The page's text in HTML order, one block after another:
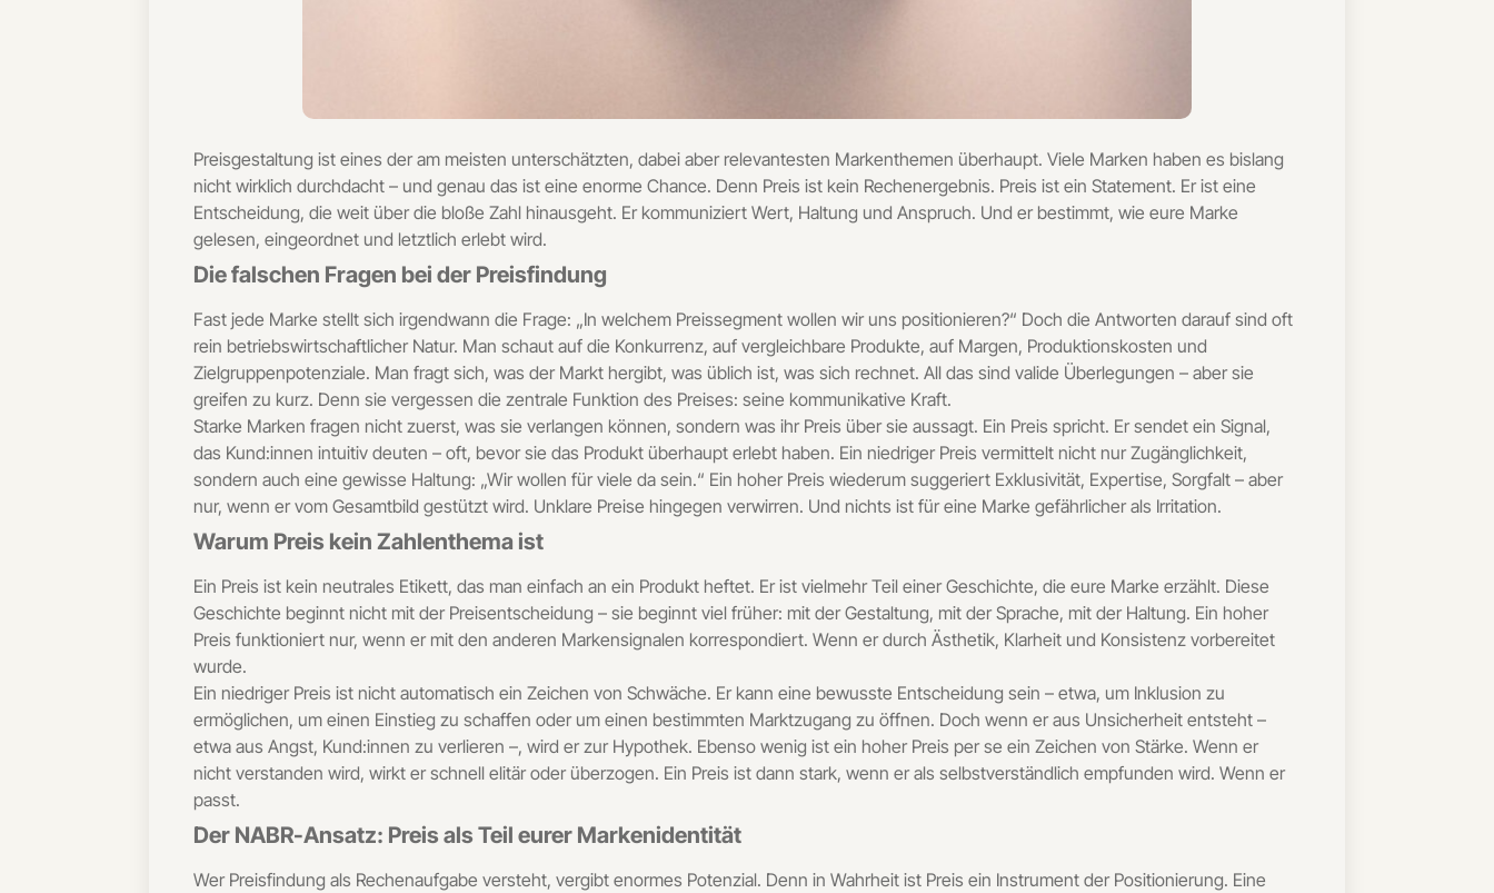
Preisgestaltung ist eines der am meisten unterschätzten, dabei aber relevantesten Markenthemen überhaupt. Viele Marken haben es bislang
nicht wirklich durchdacht – und genau das ist eine enorme Chance. Denn Preis ist kein Rechenergebnis. Preis ist ein Statement. Er ist eine
Entscheidung, die weit über die bloße Zahl hinausgeht. Er kommuniziert Wert, Haltung und Anspruch. Und er bestimmt, wie eure Marke
gelesen, eingeordnet und letztlich erlebt wird.
Die falschen Fragen bei der Preisfindung
Fast jede Marke stellt sich irgendwann die Frage: „In welchem Preissegment wollen wir uns positionieren?“ Doch die Antworten darauf sind oft
rein betriebswirtschaftlicher Natur. Man schaut auf die Konkurrenz, auf vergleichbare Produkte, auf Margen, Produktionskosten und
Zielgruppenpotenziale. Man fragt sich, was der Markt hergibt, was üblich ist, was sich rechnet. All das sind valide Überlegungen – aber sie
greifen zu kurz. Denn sie vergessen die zentrale Funktion des Preises: seine kommunikative Kraft.
Starke Marken fragen nicht zuerst, was sie verlangen können, sondern was ihr Preis über sie aussagt. Ein Preis spricht. Er sendet ein Signal,
das Kund:innen intuitiv deuten – oft, bevor sie das Produkt überhaupt erlebt haben. Ein niedriger Preis vermittelt nicht nur Zugänglichkeit,
sondern auch eine gewisse Haltung: „Wir wollen für viele da sein.“ Ein hoher Preis wiederum suggeriert Exklusivität, Expertise, Sorgfalt – aber
nur, wenn er vom Gesamtbild gestützt wird. Unklare Preise hingegen verwirren. Und nichts ist für eine Marke gefährlicher als Irritation.
Warum Preis kein Zahlenthema ist
Ein Preis ist kein neutrales Etikett, das man einfach an ein Produkt heftet. Er ist vielmehr Teil einer Geschichte, die eure Marke erzählt. Diese
Geschichte beginnt nicht mit der Preisentscheidung – sie beginnt viel früher: mit der Gestaltung, mit der Sprache, mit der Haltung. Ein hoher
Preis funktioniert nur, wenn er mit den anderen Markensignalen korrespondiert. Wenn er durch Ästhetik, Klarheit und Konsistenz vorbereitet
wurde.
Ein niedriger Preis ist nicht automatisch ein Zeichen von Schwäche. Er kann eine bewusste Entscheidung sein – etwa, um Inklusion zu
ermöglichen, um einen Einstieg zu schaffen oder um einen bestimmten Marktzugang zu öffnen. Doch wenn er aus Unsicherheit entsteht –
etwa aus Angst, Kund:innen zu verlieren –, wird er zur Hypothek. Ebenso wenig ist ein hoher Preis per se ein Zeichen von Stärke. Wenn er
nicht verstanden wird, wirkt er schnell elitär oder überzogen. Ein Preis ist dann stark, wenn er als selbstverständlich empfunden wird. Wenn er
passt.
Der NABR-Ansatz: Preis als Teil eurer Markenidentität
Wer Preisfindung als Rechenaufgabe versteht, vergibt enormes Potenzial. Denn in Wahrheit ist Preis ein Instrument der Positionierung. Eine